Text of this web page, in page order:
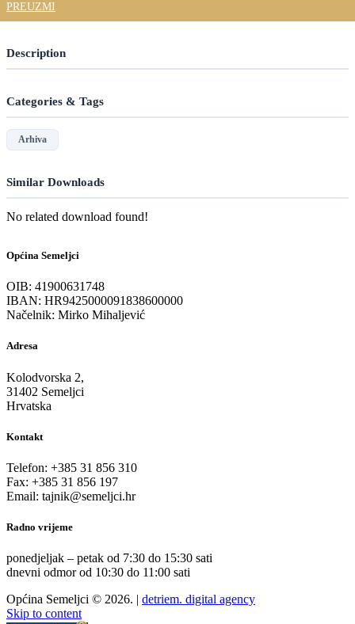
PREUZMI
Description
Categories & Tags
Arhiva
Similar Downloads
No related download found!
Općina Semeljci
OIB: 41900631748
IBAN: HR9425000091838600000
Načelnik: Mirko Mihaljević
Adresa
Kolodvorska 2,
31402 Semeljci
Hrvatska
Kontakt
Telefon: +385 31 856 310
Fax: +385 31 856 197
Email: tajnik@semeljci.hr
Radno vrijeme
ponedjeljak – petak od 7:30 do 15:30 sati
dnevni odmor od 10:30 do 11:00 sati
Općina Semeljci © 2026. | detriem. digital agency
Skip to content